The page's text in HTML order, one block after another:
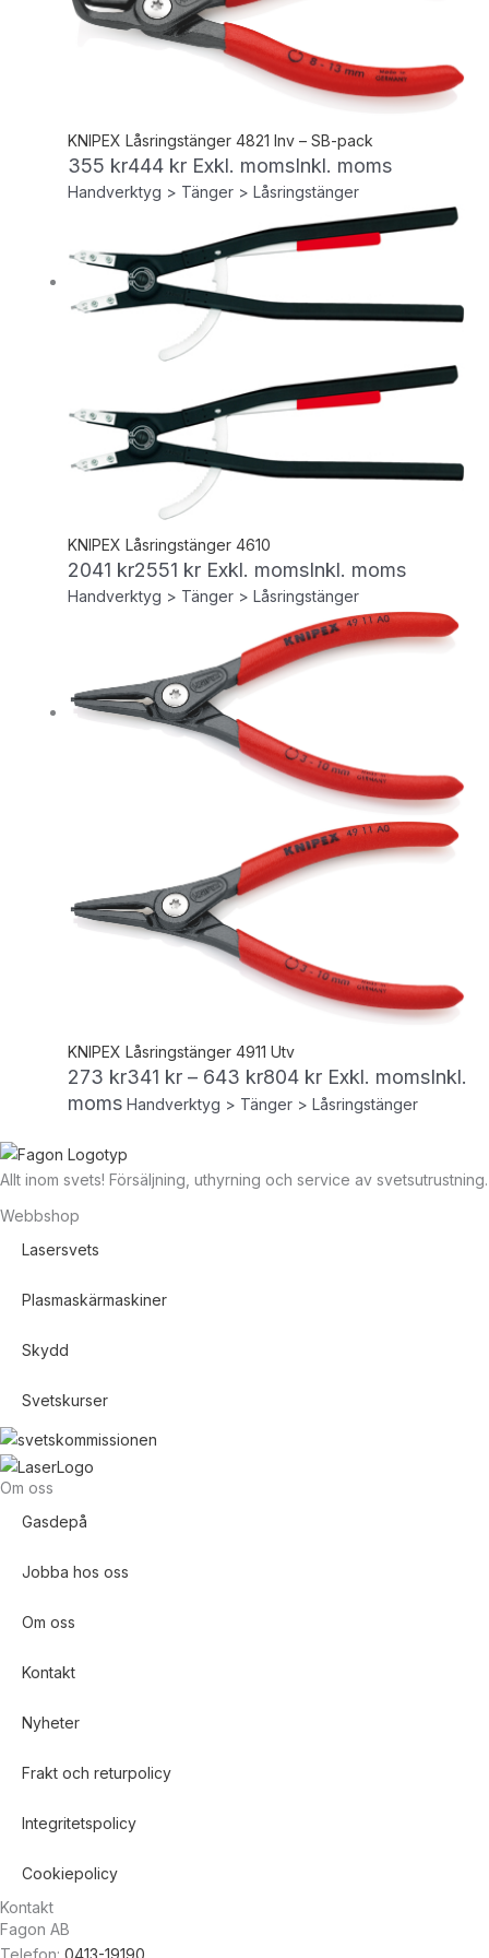
KNIPEX Låsringstänger 4821 Inv – SB-pack
355 kr444 kr Exkl. momsInkl. moms
Handverktyg > Tänger > Låsringstänger
KNIPEX Låsringstänger 4610
2041 kr2551 kr Exkl. momsInkl. moms
Handverktyg > Tänger > Låsringstänger
KNIPEX Låsringstänger 4911 Utv
273 kr341 kr – 643 kr804 kr Exkl. momsInkl.
moms Handverktyg > Tänger > Låsringstänger
Allt inom svets! Försäljning, uthyrning och service av svetsutrustning.
Webbshop
Lasersvets
Plasmaskärmaskiner
Skydd
Svetskurser
Om oss
Gasdepå
Jobba hos oss
Om oss
Kontakt
Nyheter
Frakt och returpolicy
Integritetspolicy
Cookiepolicy
Kontakt
Fagon AB
Telefon: 0413-19190